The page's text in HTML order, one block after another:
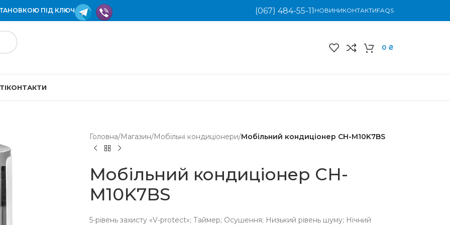
ПІД КЛЮЧ (067) 484-55-11 НОВИНИКОНТАКТИFAQS
0 ₴
КОНТАКТИ
Головна/Магазин/Мобільні кондиціонери/Мобільний кондиціонер CH-M10K7BS
Мобільний кондиціонер CH-
M10K7BS
5-рівень захисту «V-protect»; Таймер; Осушення; Низький рівень шуму; Нічний